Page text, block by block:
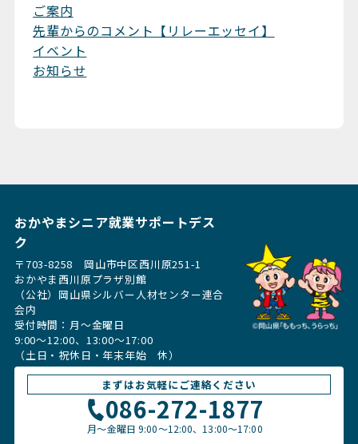
ご案内
先輩からのコメント【リレーエッセイ】
イベント
お知らせ
おかやまシニア就業サポートデス
ク
〒703-8258 岡山市中区西川原251-1
おかやま西川原プラザ別館
（公社）岡山県シルバー人材センター連合
会内
受付時間：月〜金曜日
9:00～12:00、13:00〜17:00
（土日・祝休日・年末年始 休）
まずはお気軽にご連絡ください
086-272-1877
月〜金曜日9:00～12:00、13:00〜17:00